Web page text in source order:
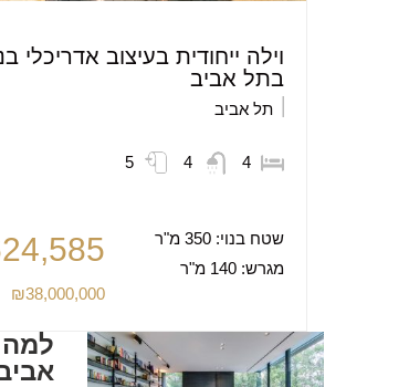
וילה ייחודית בעיצוב אדריכלי
בתל אביב
תל אביב
4
4
5
שטח בנוי: 350 מ"ר
מגרש: 140 מ"ר
₪38,000,000
למה